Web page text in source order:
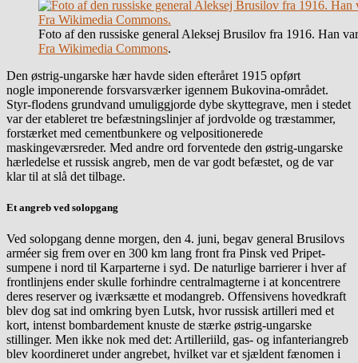
Foto af den russiske general Aleksej Brusilov fra 1916. Han
Fra Wikimedia Commons.
Den østrig-ungarske hær havde siden efteråret 1915 opført
nogle imponerende forsvarsværker igennem Bukovina-området.
Styr-flodens grundvand umuliggjorde dybe skyttegrave, men i stedet
var der etableret tre befæstningslinjer af jordvolde og træstammer,
forstærket med cementbunkere og velpositionerede
maskingeværsreder. Med andre ord forventede den østrig-ungarske
hærledelse et russisk angreb, men de var godt befæstet, og de var
klar til at slå det tilbage.
Et angreb ved solopgang
Ved solopgang denne morgen, den 4. juni, begav general Brusilovs
arméer sig frem over en 300 km lang front fra Pinsk ved Pripet-
sumpene i nord til Karparterne i syd. De naturlige barrierer i hver af
frontlinjens ender skulle forhindre centralmagterne i at koncentrere
deres reserver og iværksætte et modangreb. Offensivens hovedkraft
blev dog sat ind omkring byen Lutsk, hvor russisk artilleri med et
kort, intenst bombardement knuste de stærke østrig-ungarske
stillinger. Men ikke nok med det: Artilleriild, gas- og infanteriangreb
blev koordineret under angrebet, hvilket var et sjældent fænomen i